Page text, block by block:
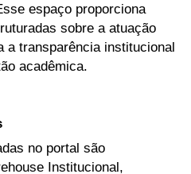
espaço proporciona
sobre a atuação
a transparência institucional
acadêmica.
no portal são
Institucional,